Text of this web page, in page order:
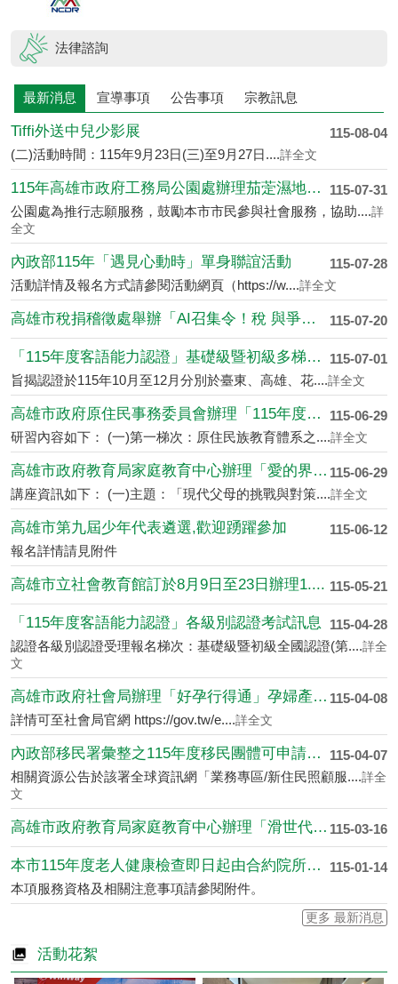
法律諮詢
最新消息 宣導事項 公告事項 宗教訊息
115-08-04
Tiffi外送中兒少影展
(二)活動時間：115年9月23日(三)至9月27日....詳全文
115-07-31
115年高雄市政府工務局公園處辦理茄萣濕地志....
公園處為推行志願服務，鼓勵本市市民參與社會服務，協助....詳
全文
115-07-28
內政部115年「遇見心動時」單身聯誼活動
活動詳情及報名方式請參閱活動網頁（https://w....詳全文
115-07-20
高雄市稅捐稽徵處舉辦「AI召集令！稅 與爭鋒....
115-07-01
「115年度客語能力認證」基礎級暨初級多梯次....
旨揭認證於115年10月至12月分別於臺東、高雄、花....詳全文
115-06-29
高雄市政府原住民事務委員會辦理「115年度原....
研習內容如下： (一)第一梯次：原住民族教育體系之....詳全文
115-06-29
高雄市政府教育局家庭教育中心辦理「愛的界線新....
講座資訊如下： (一)主題：「現代父母的挑戰與對策....詳全文
115-06-12
高雄市第九屆少年代表遴選,歡迎踴躍參加
報名詳情請見附件
115-05-21
高雄市立社會教育館訂於8月9日至23日辦理1....
115-04-28
「115年度客語能力認證」各級別認證考試訊息
認證各級別認證受理報名梯次：基礎級暨初級全國認證(第....詳全
文
115-04-08
高雄市政府社會局辦理「好孕行得通」孕婦產檢（....
詳情可至社會局官網 https://gov.tw/e....詳全文
115-04-07
內政部移民署彙整之115年度移民團體可申請之....
相關資源公告於該署全球資訊網「業務專區/新住民照顧服....詳全
文
115-03-16
高雄市政府教育局家庭教育中心辦理「滑世代教養....
115-01-14
本市115年度老人健康檢查即日起由合約院所開....
本項服務資格及相關注意事項請參閱附件。
更多 最新消息
活動花絮